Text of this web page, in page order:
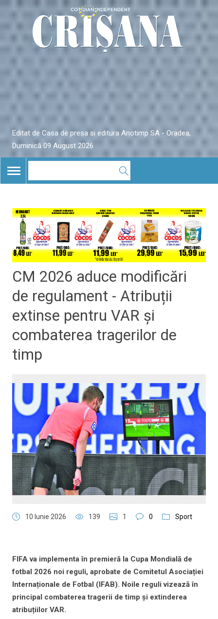
Editat de Casa de presa si editura Anotimp SA - Oradea,
Duminică 09 August 2026
TOGGLE
NAVIGATION
CM 2026 aduce modificări
de regulament - Atribuții
extinse pentru VAR și
combaterea tragerilor de
timp
10 Iunie 2026 139 1 0 Sport
FIFA va implementa în premieră la Cupa Mondială de
fotbal 2026 noi reguli, aprobate de Comitetul Asociației
Internaționale de Fotbal (IFAB). Noile reguli vizează în
principal combaterea tragerii de timp și extinderea
atribuțiilor VAR.